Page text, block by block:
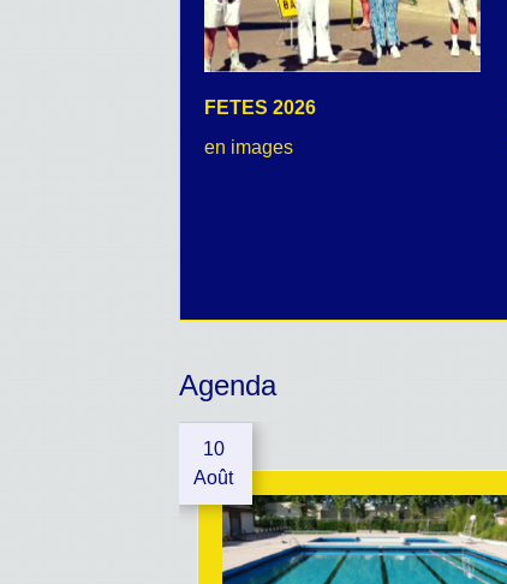
FETES 2026
en images
Agenda
10
Août